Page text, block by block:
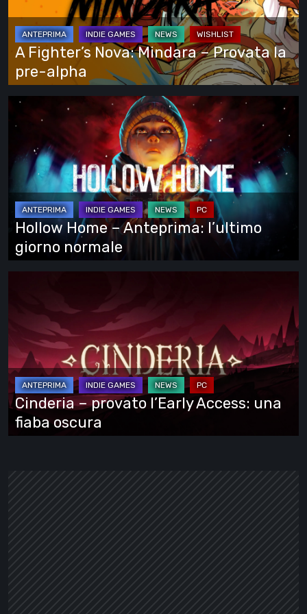
Provata
la
alpha
A Fighter’s Nova: Mindara – Provata la
pre-alpha
Hollow
Home
Anteprima:
l’ultimo
giorno
normale
Hollow Home – Anteprima: l’ultimo
giorno normale
provato
l’Early
Access:
una
fiaba
oscura
Cinderia – provato l’Early Access: una
fiaba oscura